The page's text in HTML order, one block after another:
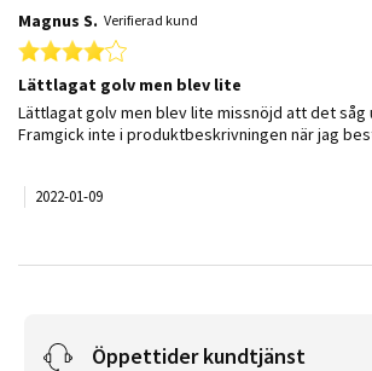
Magnus S. Verifierad kund
4.0 star rating
Lättlagat golv men blev lite
Review by Magnus S. on 9 Jan 2022
review stating Lättlagat golv men blev lite
Lättlagat golv men blev lite missnöjd att det såg
Framgick inte i produktbeskrivningen när jag
2022-01-09
Öppettider kundtjänst